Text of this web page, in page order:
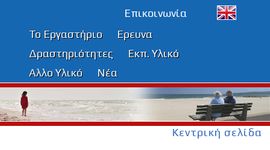
Επικοινωνία
Το Εργαστήριο
Ερευνα
Δραστηριότητες
Εκπ. Υλικό
Αλλο Υλικό
Νέα
Κεντρική σελίδα